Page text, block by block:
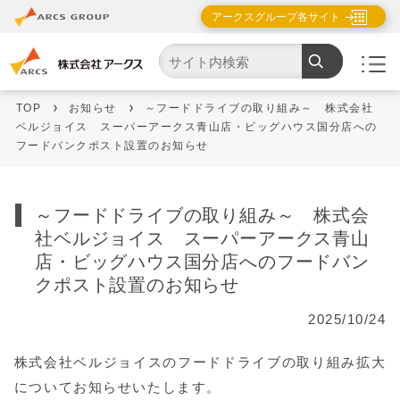
アークスグループ各サイト
TOP お知らせ
～フードドライブの取り組み～ 株式会社
ベルジョイス スーパーアークス青山店・ビッグハウス国分店への
フードバンクポスト設置のお知らせ
～フードドライブの取り組み～ 株式会
社ベルジョイス スーパーアークス青山
店・ビッグハウス国分店へのフードバン
クポスト設置のお知らせ
2025/10/24
株式会社ベルジョイスのフードドライブの取り組み拡大
についてお知らせいたします。